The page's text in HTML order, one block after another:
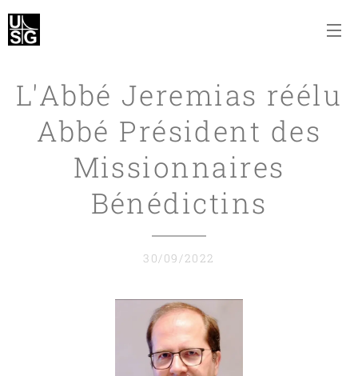
L'Abbé Jeremias réélu
Abbé Président des
Missionnaires
Bénédictins
30/09/2022